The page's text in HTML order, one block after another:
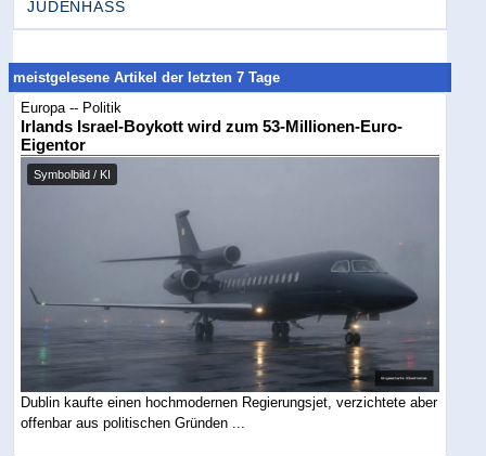
JUDENHASS
meistgelesene Artikel der letzten 7 Tage
Europa -- Politik
Irlands Israel-Boykott wird zum 53-Millionen-Euro-
Eigentor
Symbolbild / KI
Dublin kaufte einen hochmodernen Regierungsjet, verzichtete aber
offenbar aus politischen Gründen ...